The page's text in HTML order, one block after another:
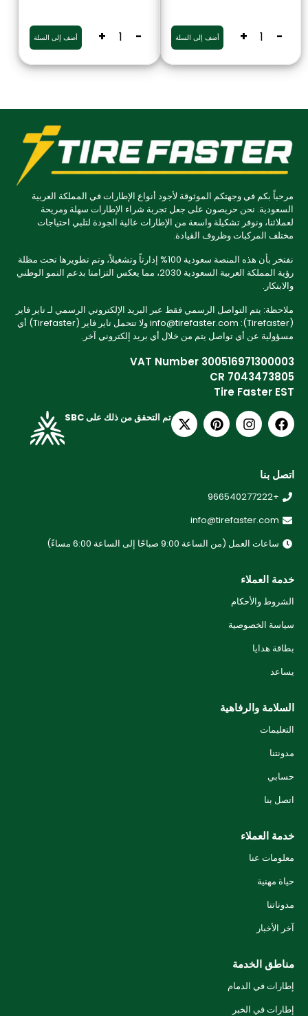
-
+ أضف إلى السلة -
+ أضف إلى السلة
مرحباً بكم في وجهتكم الموثوقة لأجود أنواع الإطارات في المملكة العربية
السعودية. نحن حريصون على جعل تجربة شراء الإطارات سهلة ومريحة
لعملائنا، ونوفر تشكيلة واسعة من الإطارات عالية الجودة لتلبي احتياجات
مختلف المركبات وظروف القيادة.
نفتخر بأن هذه المنصة سعودية 100% إدارتاً وتشغيلاً، وتم تطويرها تحت مظلة
رؤية المملكة العربية السعودية 2030، مما يعكس التزامنا بدعم النمو الوطني
والابتكار.
ملاحظة: يتم التواصل الرسمي فقط عبر البريد الإلكتروني الرسمي لـ تاير فاير
(Tirefaster): info@tirefaster.com ولا تتحمل تاير فاير (Tirefaster) أي
مسؤولية عن أي تواصل يتم من خلال أي بريد إلكتروني آخر.
VAT Number 300516971300003
CR 7043473805
Tire Faster EST
تم التحقق من ذلك على SBC
اتصل بنا
+966540277222
info@tirefaster.com
ساعات العمل (من الساعة 9:00 صباحًا إلى الساعة 6:00 مساءً)
خدمة العملاء
الشروط والأحكام
سياسة الخصوصية
بطاقة هدايا
يساعد
السلامة والرفاهية
التعليمات
مدونتنا
حسابي
اتصل بنا
خدمة العملاء
معلومات عنا
حياة مهنية
مدوناتنا
آخر الأخبار
مناطق الخدمة
إطارات في الدمام
إطارات في الخبر